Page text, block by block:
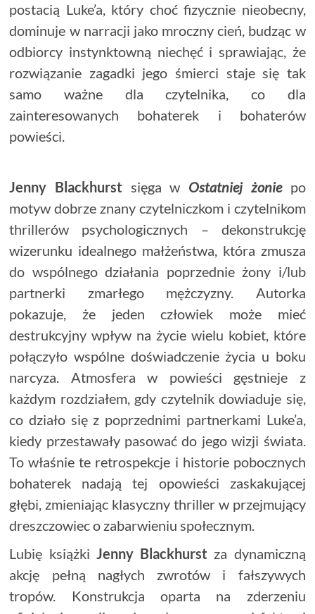
postacią Luke’a, który choć fizycznie nieobecny,
dominuje w narracji jako mroczny cień, budząc w
odbiorcy instynktowną niechęć i sprawiając, że
rozwiązanie zagadki jego śmierci staje się tak
samo ważne dla czytelnika, co dla
zainteresowanych bohaterek i bohaterów
powieści.
Jenny Blackhurst sięga w Ostatniej żoniepo
motyw dobrze znany czytelniczkom i czytelnikom
thrillerów psychologicznych – dekonstrukcję
wizerunku idealnego małżeństwa, która zmusza
do wspólnego działania poprzednie żony i/lub
partnerki zmarłego mężczyzny. Autorka
pokazuje, że jeden człowiek może mieć
destrukcyjny wpływ na życie wielu kobiet, które
połączyło wspólne doświadczenie życia u boku
narcyza. Atmosfera w powieści gęstnieje z
każdym rozdziałem, gdy czytelnik dowiaduje się,
co działo się z poprzednimi partnerkami Luke’a,
kiedy przestawały pasować do jego wizji świata.
To właśnie te retrospekcje i historie pobocznych
bohaterek nadają tej opowieści zaskakującej
głębi, zmieniając klasyczny thriller w przejmujący
dreszczowiec o zabarwieniu społecznym.
Lubię książki Jenny Blackhurst za dynamiczną
akcję pełną nagłych zwrotów i fałszywych
tropów. Konstrukcja oparta na zderzeniu